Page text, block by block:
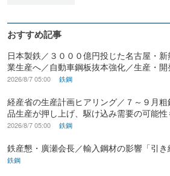
おすすめ記事
日本製鉄／３０００億円投じた名古屋・
業生産へ／自動車鋼板抜本強化／生産・
2026/8/7 05:00 鉄鋼
経産省の生産計画ヒアリング／７～９月
品生産が押し上げ、駆け込み需要の可能
2026/8/7 05:00 鉄鋼
鉄産懇・廣瀬会長／輸入鋼材の影響「引き
鉄鋼